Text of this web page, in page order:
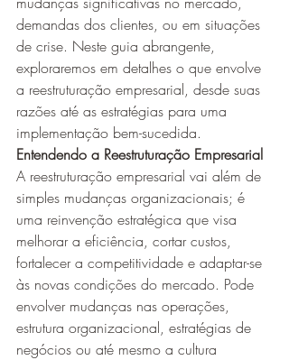
demandas dos clientes, ou em situações
de crise. Neste guia abrangente,
exploraremos em detalhes o que envolve
a reestruturação empresarial, desde suas
razões até as estratégias para uma
implementação bem-sucedida.
Entendendo a Reestruturação Empresarial
A reestruturação empresarial vai além de
simples mudanças organizacionais; é
uma reinvenção estratégica que visa
melhorar a eficiência, cortar custos,
fortalecer a competitividade e adaptar-se
às novas condições do mercado. Pode
envolver mudanças nas operações,
estrutura organizacional, estratégias de
negócios ou até mesmo a cultura